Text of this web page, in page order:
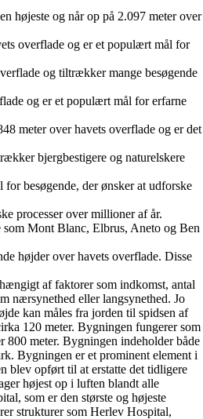
højeste og når op på 2.097 meter over
overflade og er et populært mål for
og tiltrækker mange besøgende
og er et populært mål for erfarne
meter over havets overflade og er det
bjergbestigere og naturelskere
besøgende, der ønsker at udforske
processer over millioner af år.
Mont Blanc, Elbrus, Aneto og Ben
højder over havets overflade. Disse
af faktorer som indkomst, antal
nærsynethed eller langsynethed. Jo
kan måles fra jorden til spidsen af
120 meter. Bygningen fungerer som
800 meter. Bygningen indeholder både
Bygningen er et prominent element i
blev opført til at erstatte det tidligere
højest op i luften blandt alle
som er den største og højeste
strukturer som Herlev Hospital,